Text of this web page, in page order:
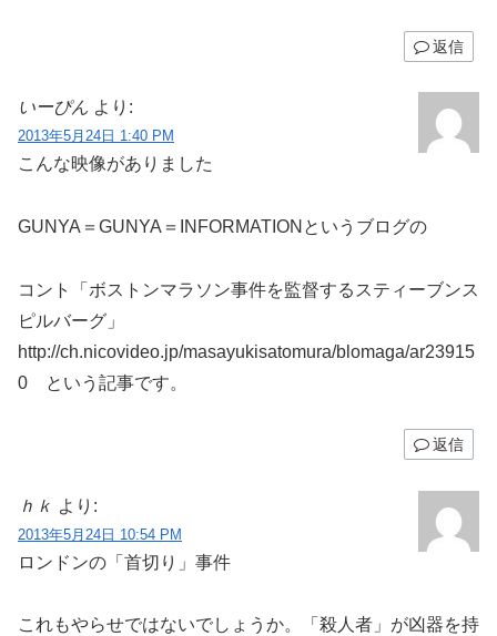
返信
いーぴん より:
2013年5月24日 1:40 PM
こんな映像がありました
GUNYA＝GUNYA＝INFORMATIONというブログの
コント「ボストンマラソン事件を監督するスティーブンス
ピルバーグ」
http://ch.nicovideo.jp/masayukisatomura/blomaga/ar23915
0 という記事です。
返信
ｈｋ より:
2013年5月24日 10:54 PM
ロンドンの「首切り」事件
これもやらせではないでしょうか。「殺人者」が凶器を持